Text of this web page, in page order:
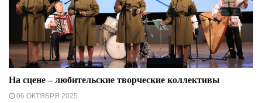
На сцене – любительские творческие коллективы
06 ОКТЯБРЯ 2025